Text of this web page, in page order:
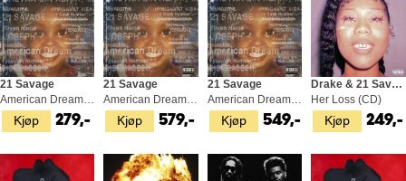
Kjøp
21 Savage
American Dream (CD)
279,- Kjøp
21 Savage
American Dream - LTD (2LP)
579,- Kjøp
21 Savage
American Dream (2LP)
549,- Kjøp
Drake & 21 Savage
Her Loss (CD)
249,-